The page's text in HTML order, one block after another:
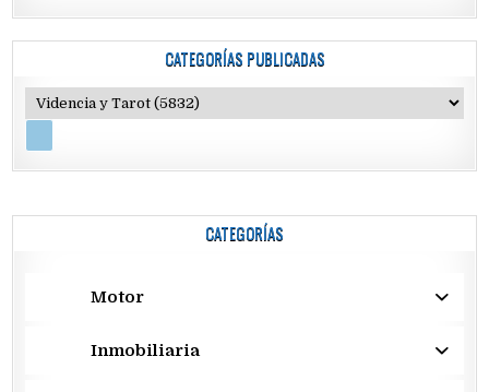
CATEGORÍAS PUBLICADAS
CATEGORÍAS
Motor
Inmobiliaria